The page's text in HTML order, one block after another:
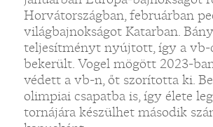
Horvátországban, februárban
világbajnokságot Katarban.
teljesítményt nyújtott, így a vb-
bekerült. Vogel mögött 2023-
védett a vb-n, őt szorította ki.
olimpiai csapatba is, így élete
tornájára készülhet második